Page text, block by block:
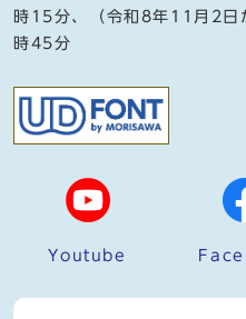
時15分、（令和8年11月2
時45分
Youtube